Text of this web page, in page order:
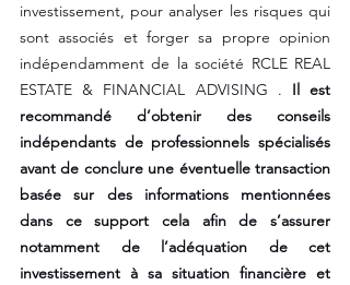
investissement, pour analyser les risques qui
sont associés et forger sa propre opinion
indépendamment de la société RCLE REAL
ESTATE & FINANCIAL ADVISING . Il est
recommandé d’obtenir des conseils
indépendants de professionnels spécialisés
avant de conclure une éventuelle transaction
basée sur des informations mentionnées
dans ce support cela afin de s’assurer
notamment de l’adéquation de cet
investissement à sa situation financière et